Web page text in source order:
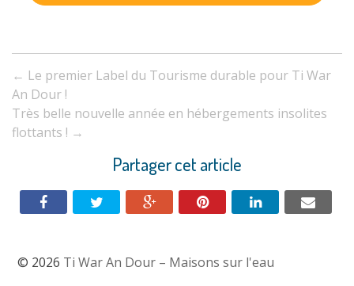
Navigation
entre
les
← Le premier Label du Tourisme durable pour Ti War
An Dour !
Très belle nouvelle année en hébergements insolites
flottants ! →
Partager cet article
© 2026 Ti War An Dour – Maisons sur l'eau